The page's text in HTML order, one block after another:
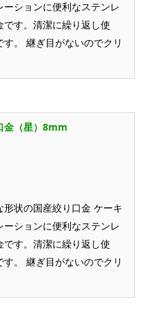
ションに便利なステンレ
す。清潔に繰り返し使
。 継ぎ目がないのでクリ
金（星）8mm
状の国産絞り口金 ケーキ
ションに便利なステンレ
す。清潔に繰り返し使
。 継ぎ目がないのでクリ